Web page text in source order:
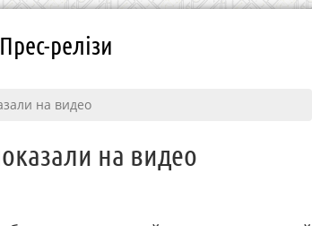
Прес-релізи
на видео
на видео